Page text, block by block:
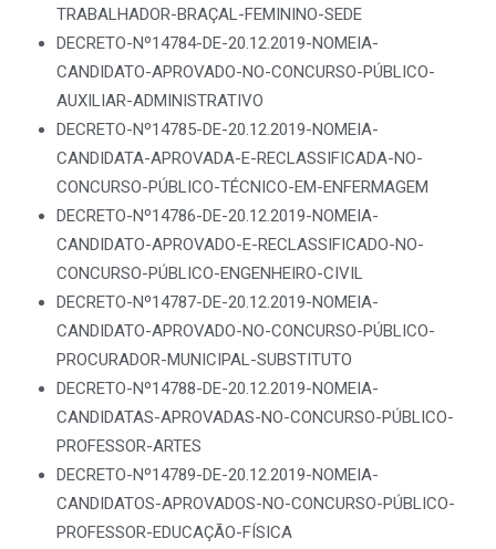
TRABALHADOR-BRAÇAL-FEMININO-SEDE
DECRETO-Nº14784-DE-20.12.2019-NOMEIA-
CANDIDATO-APROVADO-NO-CONCURSO-PÚBLICO-
AUXILIAR-ADMINISTRATIVO
DECRETO-Nº14785-DE-20.12.2019-NOMEIA-
CANDIDATA-APROVADA-E-RECLASSIFICADA-NO-
CONCURSO-PÚBLICO-TÉCNICO-EM-ENFERMAGEM
DECRETO-Nº14786-DE-20.12.2019-NOMEIA-
CANDIDATO-APROVADO-E-RECLASSIFICADO-NO-
CONCURSO-PÚBLICO-ENGENHEIRO-CIVIL
DECRETO-Nº14787-DE-20.12.2019-NOMEIA-
CANDIDATO-APROVADO-NO-CONCURSO-PÚBLICO-
PROCURADOR-MUNICIPAL-SUBSTITUTO
DECRETO-Nº14788-DE-20.12.2019-NOMEIA-
CANDIDATAS-APROVADAS-NO-CONCURSO-PÚBLICO-
PROFESSOR-ARTES
DECRETO-Nº14789-DE-20.12.2019-NOMEIA-
CANDIDATOS-APROVADOS-NO-CONCURSO-PÚBLICO-
PROFESSOR-EDUCAÇÃO-FÍSICA